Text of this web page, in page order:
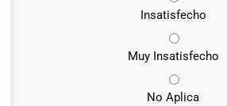
Insatisfecho
Muy Insatisfecho
No Aplica